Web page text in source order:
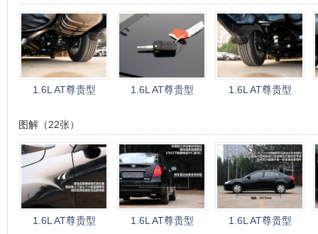
1.6L AT尊贵型 1.6L AT尊贵型 1.6L AT尊贵型
图解（22张）
1.6L AT尊贵型 1.6L AT尊贵型 1.6L AT尊贵型